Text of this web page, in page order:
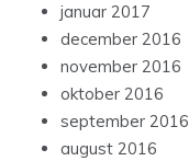
januar 2017
december 2016
november 2016
oktober 2016
september 2016
august 2016